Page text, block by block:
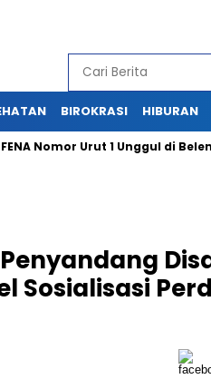
BIROKRASI HIBURAN
Urut 1 Unggul di
Sosialisasi